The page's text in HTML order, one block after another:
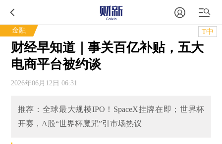
金融 T中
财经早知道｜事关百亿补贴，五大
电商平台被约谈
2026年06月12日 06:31
推荐：全球最大规模IPO！SpaceX挂牌在即；世界杯
开赛，A股“世界杯魔咒”引市场热议